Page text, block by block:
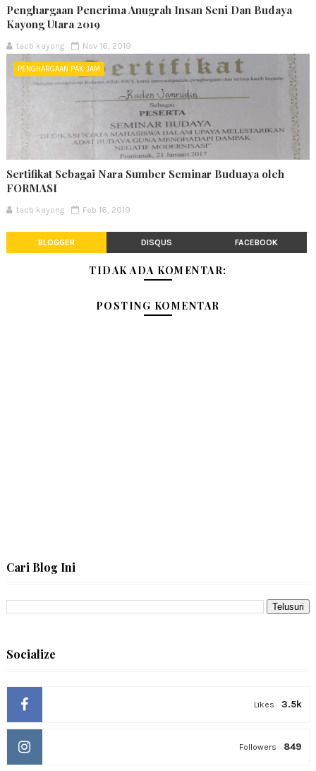
Penghargaan Penerima Anugrah Insan Seni Dan Budaya
Kayong Utara 2019
tacb kayong Nov 16, 2019
PENGHARGAAN PAK JAM
Sertifikat Sebagai Nara Sumber Seminar Buduaya oleh
FORMASI
tacb kayong Feb 16, 2019
BLOGGER DISQUS FACEBOOK
TIDAK ADA KOMENTAR:
POSTING KOMENTAR
Cari Blog Ini
Socialize
3.5k
Likes
849
Followers